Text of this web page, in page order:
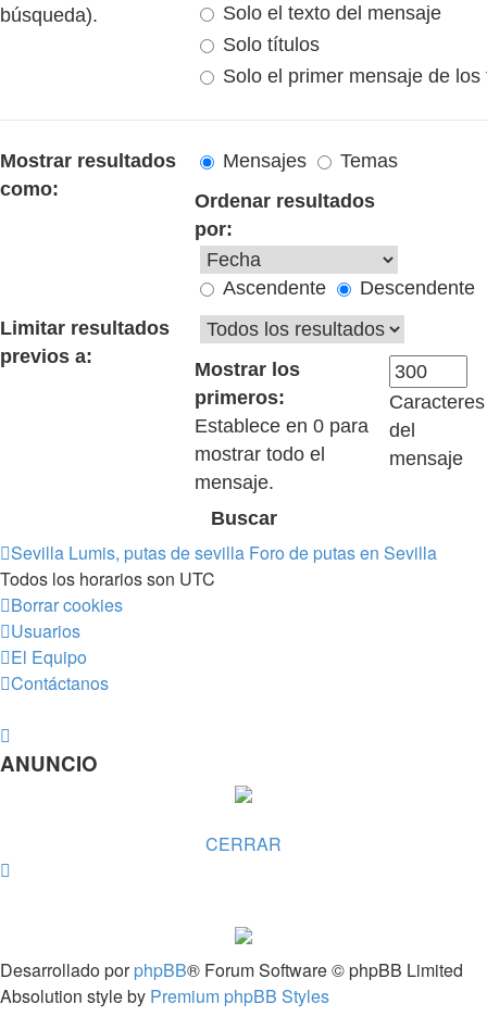
búsqueda).
Solo el texto del mensaje
Solo títulos
Solo el primer mensaje de los
Mostrar resultados
como:
Mensajes
Temas
Ordenar resultados
por:
Ascendente
Descendente
Limitar resultados
previos a:
Mostrar los
primeros:
Establece en 0 para
mostrar todo el
mensaje.
Caracteres
del
mensaje
Sevilla Lumis, putas de sevilla Foro de putas en Sevilla
Todos los horarios son UTC
Borrar cookies
Usuarios
El Equipo
Contáctanos
ANUNCIO
CERRAR
Desarrollado porphpBB® Forum Software © phpBB Limited
Absolution style by Premium phpBB Styles